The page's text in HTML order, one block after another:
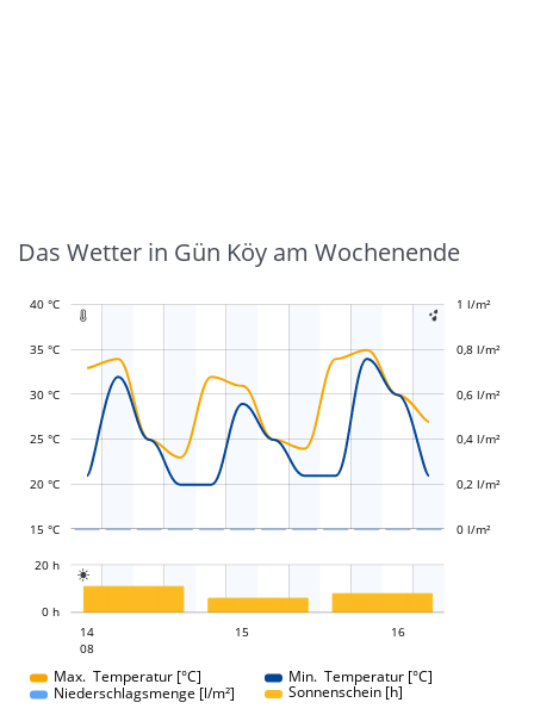
Das Wetter in Gün Köy am Wochenende
 
20 °C
40 °C
35 °C
30 °C
25 °C
15 °C
-0,4 l/m²
-0,2 l/m²
0 l/m²
0,2 l/m²
0,4 l/m²
0,6 l/m²
0,8 l/m²
1 l/m²
1,2 l/m²

0 h
20 h
14
08
15 16
Max. Temperatur [°C]
Min. Temperatur [°C]
Niederschlagsmenge [l/m²]
Sonnenschein [h]